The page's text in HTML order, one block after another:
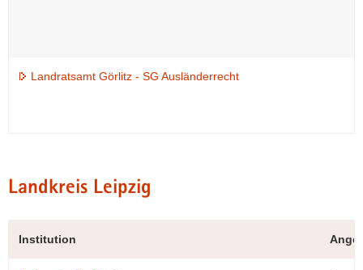
Landratsamt Görlitz - SG Ausländerrecht
Landkreis Leipzig
Institution